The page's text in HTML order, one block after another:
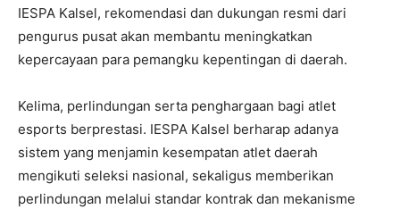
IESPA Kalsel, rekomendasi dan dukungan resmi dari
pengurus pusat akan membantu meningkatkan
kepercayaan para pemangku kepentingan di daerah.
Kelima, perlindungan serta penghargaan bagi atlet
esports berprestasi. IESPA Kalsel berharap adanya
sistem yang menjamin kesempatan atlet daerah
mengikuti seleksi nasional, sekaligus memberikan
perlindungan melalui standar kontrak dan mekanisme